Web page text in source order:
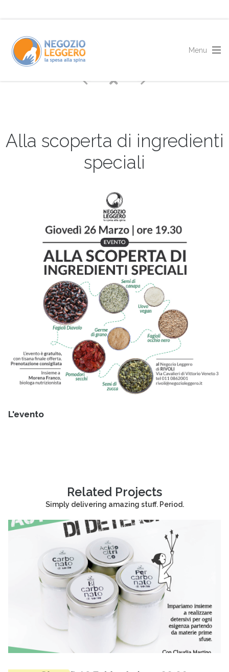
Alla scoperta di ingredienti
speciali
L'evento
Related Projects
Simply delivering amazing stuff. Period.